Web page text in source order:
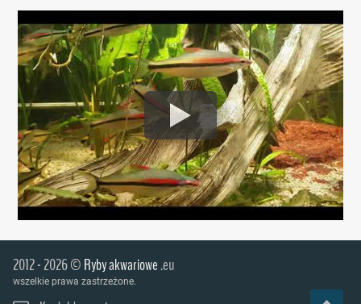
2012 - 2026 ©Ryby akwariowe.eu
wszelkie prawa zastrzeżone.